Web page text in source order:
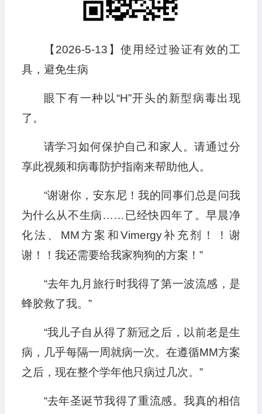
【2026-5-13】使用经过验证有效的工
具，避免生病
眼下有一种以“H”开头的新型病毒出现
了。
请学习如何保护自己和家人。请通过分
享此视频和病毒防护指南来帮助他人。
“谢谢你，安东尼！我的同事们总是问我
为什么从不生病……已经快四年了。早晨净
化法、MM方案和Vimergy补充剂！！谢
谢！！我还需要给我家狗狗的方案！”
“去年九月旅行时我得了第一波流感，是
蜂胶救了我。”
“我儿子自从得了新冠之后，以前老是生
病，几乎每隔一周就病一次。在遵循MM方案
之后，现在整个学年他只病过几次。”
“去年圣诞节我得了重流感。我真的相信